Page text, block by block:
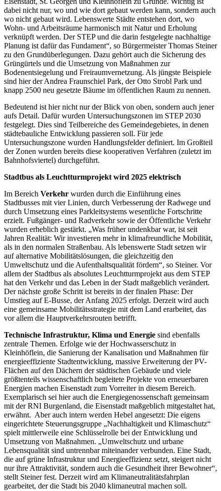
dabei nicht nur, wo und wie dort gebaut werden kann, sondern auch
wo nicht gebaut wird. Lebenswerte Städte entstehen dort, wo
Wohn- und Arbeitsräume harmonisch mit Natur und Erholung
verknüpft werden. Der STEP und die darin festgelegte nachhaltige
Planung ist dafür das Fundament“, so Bürgermeister Thomas Steiner
zu den Grundüberlegungen. Dazu gehört auch die Sicherung des
Grüngürtels und die Umsetzung von Maßnahmen zur
Bodenentsiegelung und Freiraumvernetzung. Als jüngste Beispiele
sind hier der Andrea Fraunschiel Park, der Otto Strobl Park und
knapp 2500 neu gesetzte Bäume im öffentlichen Raum zu nennen.
Bedeutend ist hier nicht nur der Blick von oben, sondern auch jener
aufs Detail. Dafür wurden Untersuchungszonen im STEP 2030
festgelegt. Dies sind Teilbereiche des Gemeindegebietes, in denen
städtebauliche Entwicklung passieren soll. Für jede
Untersuchungszone wurden Handlungsfelder definiert. Im Großteil
der Zonen wurden bereits diese kooperativen Verfahren (zuletzt im
Bahnhofsviertel) durchgeführt.
Stadtbus als Leuchtturmprojekt wird 2025 elektrisch
Im Bereich Verkehr wurden durch die Einführung eines
Stadtbusses mit vier Linien, durch Verbesserung der Radwege und
durch Umsetzung eines Parkleitsystems wesentliche Fortschritte
erzielt. Fußgänger- und Radverkehr sowie der Öffentliche Verkehr
wurden erheblich gestärkt. „Was früher undenkbar war, ist seit
Jahren Realität: Wir investieren mehr in klimafreundliche Mobilität,
als in den normalen Straßenbau. Als lebenswerte Stadt setzen wir
auf alternative Mobilitätslösungen, die gleichzeitig den
Umweltschutz und die Aufenthaltsqualität fördern“, so Steiner. Vor
allem der Stadtbus als absolutes Leuchtturmprojekt aus dem STEP
hat den Verkehr und das Leben in der Stadt maßgeblich verändert.
Der nächste große Schritt ist bereits in der finalen Phase: Der
Umstieg auf E-Busse, der Anfang 2025 erfolgt. Derzeit wird auch
eine gemeinsame Mobilitätsstrategie mit dem Land erarbeitet, das
vor allem die Hauptverkehrsrouten betrifft.
Technische Infrastruktur, Klima und Energie sind ebenfalls
zentrale Themen. Erfolge wie der Hochwasserschutz in
Kleinhöflein, die Sanierung der Kanalisation und Maßnahmen für
energieeffiziente Stadtentwicklung, massive Erweiterung der PV-
Flächen auf den Dächern der städtischen Gebäude und viele
größtenteils wissenschaftlich begleitete Projekte von erneuerbaren
Energien machen Eisenstadt zum Vorreiter in diesem Bereich.
Exemplarisch sei hier auch die Energiegenossenschaft gemeinsam
mit der RNI Burgenland, die Eisenstadt maßgeblich mitgestaltet hat,
erwähnt. Aber auch intern werden Hebel angesetzt: Die eigens
eingerichtete Steuerungsgruppe „Nachhaltigkeit und Klimaschutz“
spielt mittlerweile eine Schlüsselrolle bei der Entwicklung und
Umsetzung von Maßnahmen. „Umweltschutz und urbane
Lebensqualität sind untrennbar miteinander verbunden. Eine Stadt,
die auf grüne Infrastruktur und Energieeffizienz setzt, steigert nicht
nur ihre Attraktivität, sondern auch die Gesundheit ihrer Bewohner“,
stellt Steiner fest. Derzeit wird am Klimaneutralitätsfahrplan
gearbeitet, der die Stadt bis 2040 klimaneutral machen soll.